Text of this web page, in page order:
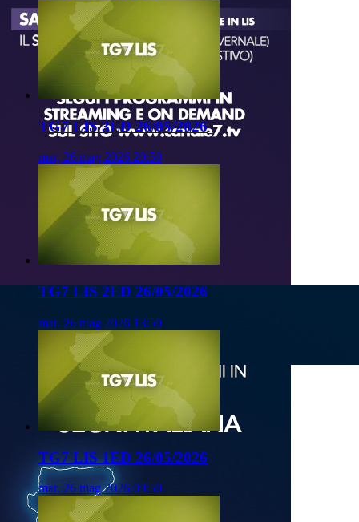
TG7 LIS 3ED 26/05/2026
mar, 26 mag 2026 20:50
TG7 LIS 2ED 26/05/2026
mar, 26 mag 2026 13:50
TG7 LIS 1ED 26/05/2026
mar, 26 mag 2026 09:50